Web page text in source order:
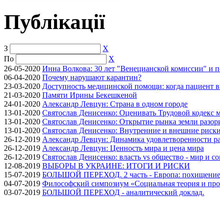
Публікації
З
X
По
X
26-05-2020 Инна Волкова: 30 лет "Венецианской комиссии" и
06-04-2020 Почему нарушают карантин?
23-03-2020 Доступность медицинской помощи: когда пациент
21-03-2020 Памяти Ирины Бекешкеной
24-01-2020 Александр Левцун: Страна в одном городе
13-01-2020 Святослав Денисенко: Оценивать Трудовой кодекс
13-01-2020 Святослав Денисенко: Открытие рынка земли
13-01-2020 Святослав Денисенко: Внутренние и внешние
26-12-2019 Александр Левцун: Динамика удовлетворенности
26-12-2019 Александр Левцун: Ценность мира и цена мира
26-12-2019 Святослав Денисенко: власть vs общество - мир и
12-08-2019 ВЫБОРЫ В УКРАИНЕ: ИТОГИ И РИСКИ
15-07-2019 БОЛЬШОЙ ПЕРЕХОД. 2 часть - Европа: похищение
04-07-2019 Философский симпозиум «Социальная теория и
03-07-2019 БОЛЬШОЙ ПЕРЕХОД - аналитический доклад.